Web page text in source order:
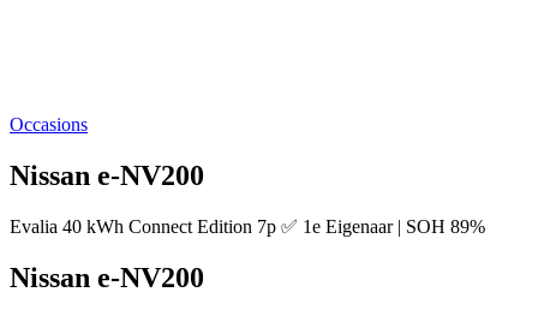
Occasions
Nissan e-NV200
Evalia 40 kWh Connect Edition 7p ✅ 1e Eigenaar | SOH 89%
Nissan e-NV200